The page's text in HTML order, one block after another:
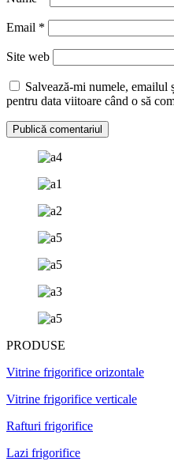
Email *
Site web
Salvează-mi numele, emailul
pentru data viitoare când o să
PRODUSE
Vitrine frigorifice orizontale
Vitrine frigorifice verticale
Rafturi frigorifice
Lazi frigorifice